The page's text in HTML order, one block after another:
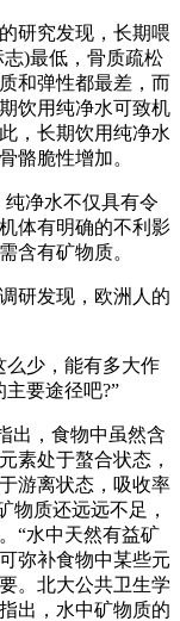
研究发现，长期喂
)最低，骨质疏松
和弹性都最差，而
饮用纯净水可致机
，长期饮用纯净水
骼脆性增加。
净水不仅具有令
体有明确的不利影
含有矿物质。
研发现，欧洲人的
少，能有多大作
要途径吧?”
，食物中虽然含
素处于螯合状态，
游离状态，吸收率
物质还远远不足，
“水中天然有益矿
弥补食物中某些元
。北大公共卫生学
出，水中矿物质的